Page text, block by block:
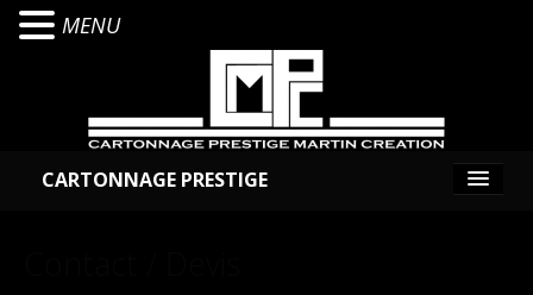
CARTONNAGE PRESTIGE
MENU